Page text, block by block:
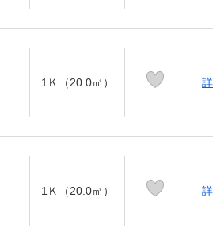
1Ｋ（20.0㎡）
1Ｋ（20.0㎡）